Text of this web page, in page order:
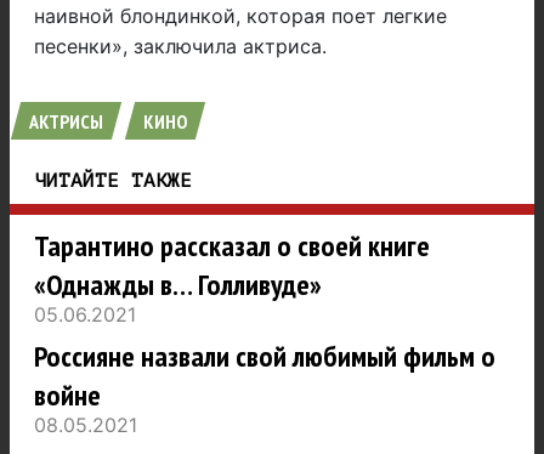
наивной блондинкой, которая поет легкие
песенки», заключила актриса.
АКТРИСЫ КИНО
ЧИТАЙТЕ ТАКЖЕ
Тарантино рассказал о своей книге
«Однажды в… Голливуде»
05.06.2021
Россияне назвали свой любимый фильм о
войне
08.05.2021